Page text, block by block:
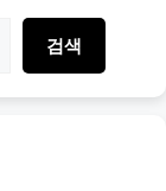
검색